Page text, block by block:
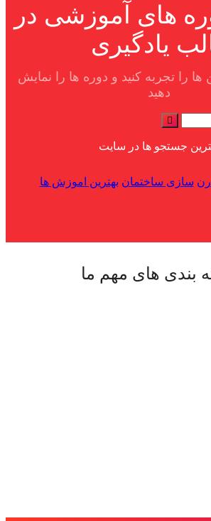
های آموزشی در
یادگیری
ها را تجربه کنید و دوره ها را نمایش
دهید
جستجو ها در سایت
سازی ساختمان بهترین اموزش ها
بندی های مهم ما